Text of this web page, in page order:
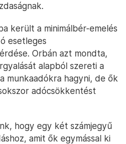
került a minimálbér-emelés
esetleges
Orbán azt mondta,
alapból szereti a
munkaadókra hagyni, de ők
adócsökkentést
hogy egy két számjegyű
amit ők egymással ki